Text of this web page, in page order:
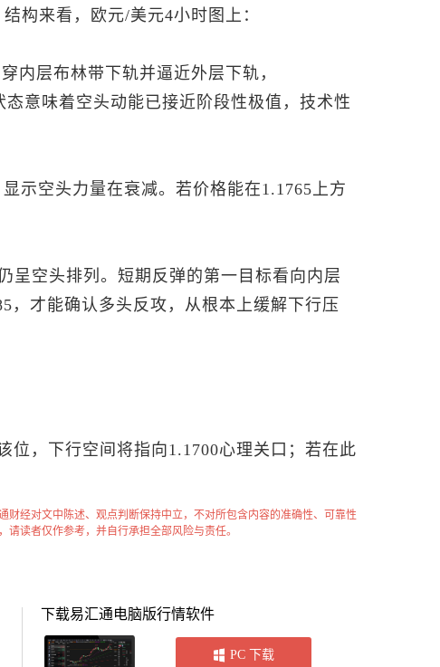
构来看，欧元/美元4小时图上：
内层布林带下轨并逼近外层下轨，
意味着空头动能已接近阶段性极值，技术性
示空头力量在衰减。若价格能在1.1765上方
呈空头排列。短期反弹的第一目标看向内层
，才能确认多头反攻，从根本上缓解下行压
位，下行空间将指向1.1700心理关口；若在此
经对文中陈述、观点判断保持中立，不对所包含内容的准确性、可靠性
读者仅作参考，并自行承担全部风险与责任。
下载易汇通电脑版行情软件
PC 下载